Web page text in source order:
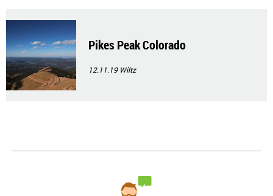
Pikes Peak Colorado
12.11.19 Wiltz